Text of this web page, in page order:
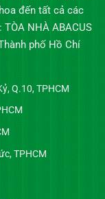
đến tất cả các
NHÀ ABACUS
phố Hồ Chí
Q.10, TPHCM
TPHCM